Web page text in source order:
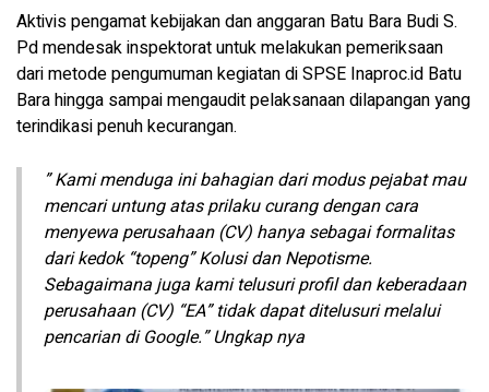
Aktivis pengamat kebijakan dan anggaran Batu Bara Budi S.
Pd mendesak inspektorat untuk melakukan pemeriksaan
dari metode pengumuman kegiatan di SPSE Inaproc.id Batu
Bara hingga sampai mengaudit pelaksanaan dilapangan yang
terindikasi penuh kecurangan.
” Kami menduga ini bahagian dari modus pejabat mau
mencari untung atas prilaku curang dengan cara
menyewa perusahaan (CV) hanya sebagai formalitas
dari kedok “topeng” Kolusi dan Nepotisme.
Sebagaimana juga kami telusuri profil dan keberadaan
perusahaan (CV) “EA” tidak dapat ditelusuri melalui
pencarian di Google.” Ungkap nya